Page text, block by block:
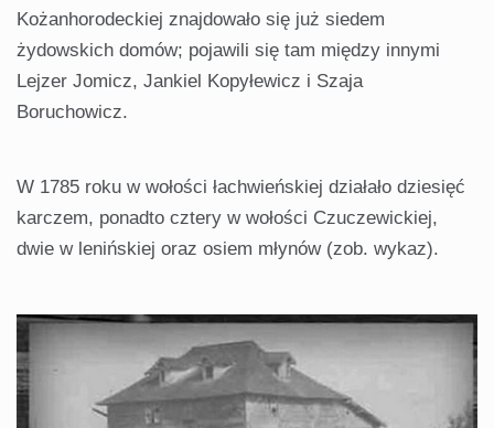
Kożanhorodeckiej znajdowało się już siedem
żydowskich domów; pojawili się tam między innymi
Lejzer Jomicz, Jankiel Kopyłewicz i Szaja
Boruchowicz.
W 1785 roku w wołości łachwieńskiej działało dziesięć
karczem, ponadto cztery w wołości Czuczewickiej,
dwie w lenińskiej oraz osiem młynów (zob. wykaz).